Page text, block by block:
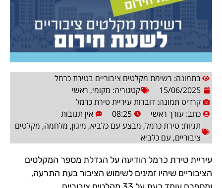
בתמונה: רשימת מקלטים ציבוריים בטירת כרמל
15/06/2025
קטגוריה: מקומי, ראשי
קרדיט תמונה: דוברות עיריית טירת כרמל
כתב: עורך ראשי 08:25
אין תגובות
תגיות: טירת כרמל, מבצע עם כלביא, מיגון, מלחמה, מקלטים
ציבוריים, עם כלביא
עיריית טירת כרמל הודיעה על הגדלת מספר המקלטים
הציבוריים שיהיו זמינים לשימוש הציבור בעת התרעה,